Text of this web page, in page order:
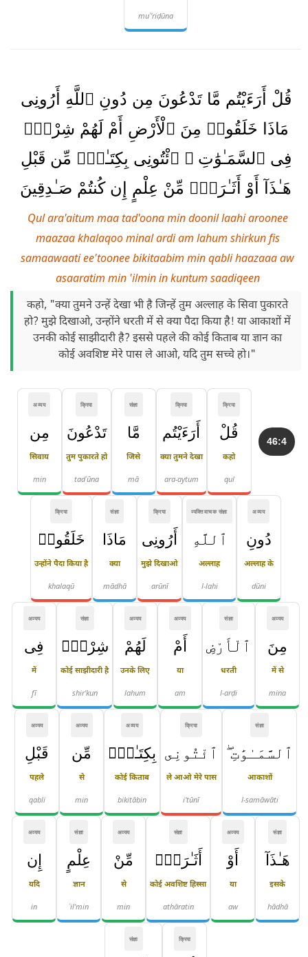
muʿ'riḍūna
قُلْ أَرَءَيْتُم مَّا تَدْعُونَ مِن دُونِ ٱللَّهِ أَرُونِى
مَاذَا خَلَقُوا۟ مِنَ ٱلْأَرْضِ أَمْ لَهُمْ شِرْكٌۭ
فِى ٱلسَّمَـٰوَٰتِ ۖ ٱئْتُونِى بِكِتَـٰبٍۢ مِّن قَبْلِ
هَـٰذَآ أَوْ أَثَـٰرَةٍۢ مِّنْ عِلْمٍ إِن كُنتُمْ صَـٰدِقِينَ
Qul ara'aitum maa tad'oona min doonil laahi aroonee
maazaa khalaqoo minal ardi am lahum shirkun fis
samaawaati ee'toonee bikitaabim min qabli haazaaa aw
asaaratim min 'ilmin in kuntum saadiqeen
कहो, "क्या तुमने उन्हें देखा भी है जिन्हें तुम अल्लाह के सिवा पुकारते
हो? मुझे दिखाओ, उन्होंने धरती में से क्या पैदा किया है! या आकाशों में
उनकी कोई साझीदारी है? इससे पहले की कोई किताब या ज्ञान का
कोई अवशिष्ट मेरे पास ले आओ, यदि तुम सच्चे हो।"
46:4
क्रिया
قُلْ
कहो
qul
क्रिया
أَرَءَيْتُم
क्या तुमने देखा
ara-aytum
संज्ञा
مَّا
जिसे
mā
क्रिया
تَدْعُونَ
तुम पुकारते हो
tadʿūna
अव्यय
مِن
सिवाय
min
अव्यय
دُونِ
अल्लाह के
dūni
व्यक्तिवाचक संज्ञा
ٱللَّهِ
अल्लाह
l-lahi
क्रिया
أَرُونِى
मुझे दिखाओ
arūnī
संज्ञा
مَاذَا
क्या
mādhā
क्रिया
خَلَقُوا۟
उन्होंने पैदा किया है
khalaqū
अव्यय
مِنَ
में से
mina
संज्ञा
ٱلْأَرْضِ
धरती
l-arḍi
अव्यय
أَمْ
या
am
अव्यय
لَهُمْ
उनके लिए
lahum
संज्ञा
شِرْكٌۭ
कोई साझीदारी है
shir'kun
अव्यय
فِى
में
fī
संज्ञा
ٱلسَّمَـٰوَٰتِ ۖ
आकाशों
l-samāwāti
क्रिया
ٱئْتُونِى
ले आओ मेरे पास
i'tūnī
अव्यय
بِكِتَـٰبٍۢ
कोई किताब
bikitābin
अव्यय
مِّن
से
min
अव्यय
قَبْلِ
पहले
qabli
संज्ञा
هَـٰذَآ
इसके
hādhā
अव्यय
أَوْ
या
aw
संज्ञा
أَثَـٰرَةٍۢ
कोई अवशिष्ट हिस्सा
athāratin
अव्यय
مِّنْ
से
min
संज्ञा
عِلْمٍ
ज्ञान
ʿil'min
अव्यय
إِن
यदि
in
क्रिया
संज्ञा